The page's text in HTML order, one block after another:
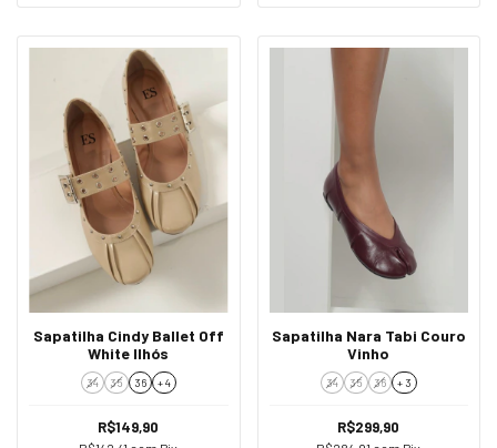
Sapatilha Cindy Ballet Off
White Ilhós
34 35 36 + 4
R$149,90
Sapatilha Nara Tabi Couro
Vinho
34 35 36 + 3
R$299,90